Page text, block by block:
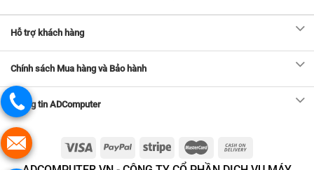
Hỗ trợ khách hàng
Chính sách Mua hàng và Bảo hành
Thông tin ADComputer